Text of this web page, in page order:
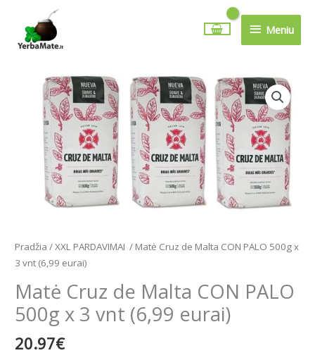
turinio
Meniu
Meniu
Pradžia /XXL PARDAVIMAI / Matė Cruz de Malta CON PALO 500g x
3 vnt (6,99 eurai)
Matė Cruz de Malta CON PALO
500g x 3 vnt (6,99 eurai)
20.97€
produkto
3
vnt
eurai)